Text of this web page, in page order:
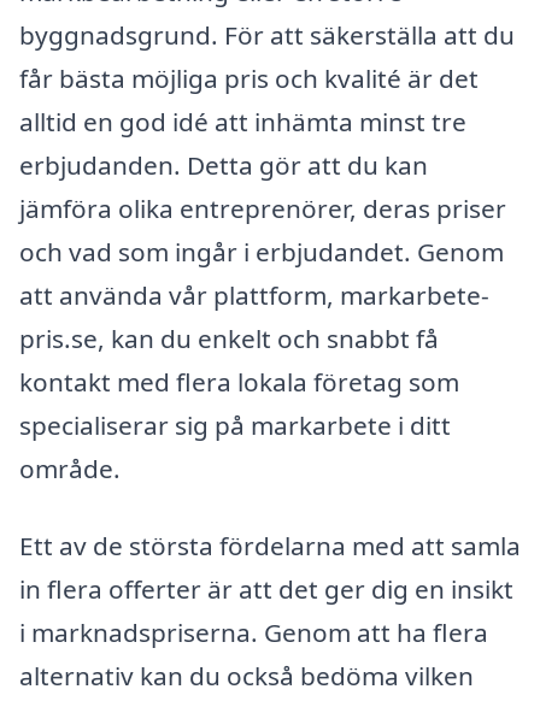
byggnadsgrund. För att säkerställa att du
får bästa möjliga pris och kvalité är det
alltid en god idé att inhämta minst tre
erbjudanden. Detta gör att du kan
jämföra olika entreprenörer, deras priser
och vad som ingår i erbjudandet. Genom
att använda vår plattform, markarbete-
pris.se, kan du enkelt och snabbt få
kontakt med flera lokala företag som
specialiserar sig på markarbete i ditt
område.
Ett av de största fördelarna med att samla
in flera offerter är att det ger dig en insikt
i marknadspriserna. Genom att ha flera
alternativ kan du också bedöma vilken